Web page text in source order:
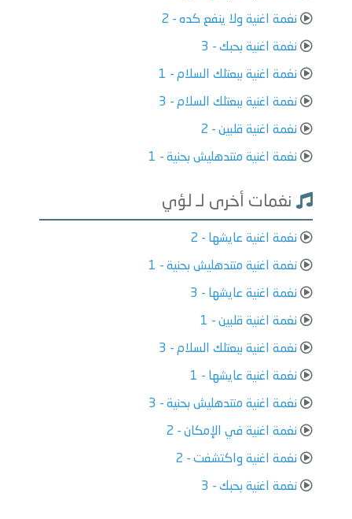
نغمة اغنية ولا ينفع كده - 2
نغمة اغنية بحبك - 3
نغمة اغنية ببعتلك السلام - 1
نغمة اغنية ببعتلك السلام - 3
نغمة اغنية قلبين - 2
نغمة اغنية متندهليش بحنية - 1
نغمات أخرى لـ لؤي
نغمة اغنية عايشها - 2
نغمة اغنية متندهليش بحنية - 1
نغمة اغنية عايشها - 3
نغمة اغنية قلبين - 1
نغمة اغنية ببعتلك السلام - 3
نغمة اغنية عايشها - 1
نغمة اغنية متندهليش بحنية - 3
نغمة اغنية في الإمكان - 2
نغمة اغنية واكتشفت - 2
نغمة اغنية بحبك - 3